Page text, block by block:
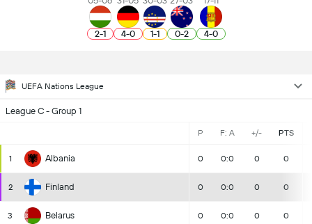
2-1 4-0 1-1 0-2 4-0
UEFA Nations League
League C - Group 1
P F: A +/- PTS
1 Albania 0 0:0 0 0
2 Finland 0 0:0 0 0
3 Belarus 0 0:0 0 0